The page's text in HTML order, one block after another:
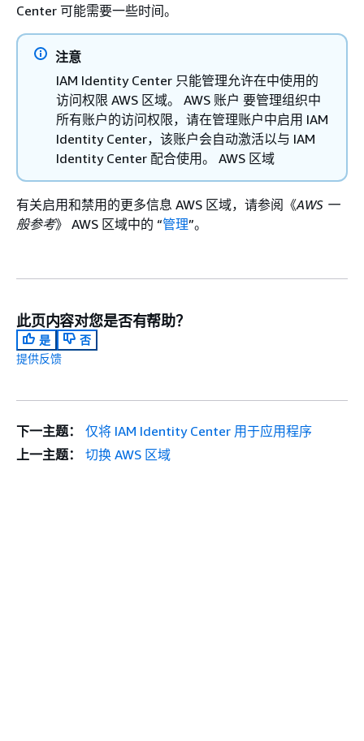
Center 可能需要一些时间。
注意
IAM Identity Center 只能管理允许在中使用的
访问权限 AWS 区域。 AWS 账户 要管理组织中
所有账户的访问权限，请在管理账户中启用 IAM
Identity Center，该账户会自动激活以与 IAM
Identity Center 配合使用。 AWS 区域
有关启用和禁用的更多信息 AWS 区域，请参阅《AWS 一
般参考》 AWS 区域中的 “管理”。
此页内容对您是否有帮助？
是
否
提供反馈
下一主题：
仅将 IAM Identity Center 用于应用程序
上一主题：
切换 AWS 区域